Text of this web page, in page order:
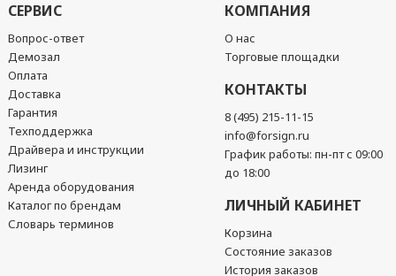
СЕРВИС
Вопрос-ответ
Демозал
Оплата
Доставка
Гарантия
Техподдержка
Драйвера и инструкции
Лизинг
Аренда оборудования
Каталог по брендам
Словарь терминов
КОМПАНИЯ
О нас
Торговые площадки
КОНТАКТЫ
8 (495) 215-11-15
info@forsign.ru
График работы: пн-пт с 09:00
до 18:00
ЛИЧНЫЙ КАБИНЕТ
Корзина
Состояние заказов
История заказов